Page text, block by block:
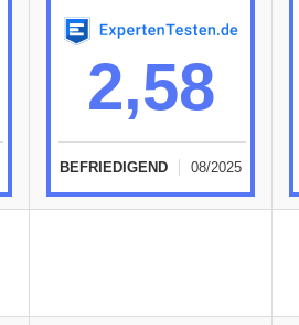
2,58
BEFRIEDIGEND 08/2025